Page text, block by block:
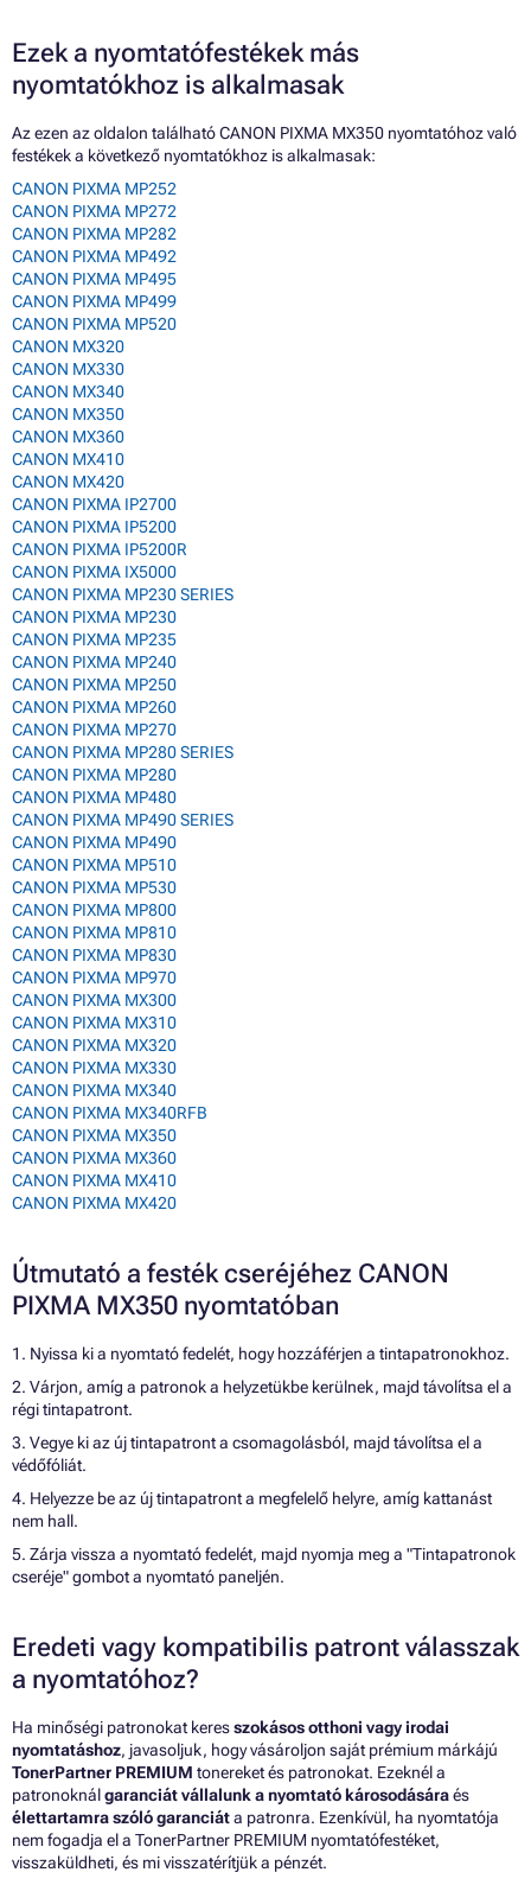
Ezek a nyomtatófestékek más
nyomtatókhoz is alkalmasak
Az ezen az oldalon található CANON PIXMA MX350 nyomtatóhoz való
festékek a következő nyomtatókhoz is alkalmasak:
CANON PIXMA MP252
CANON PIXMA MP272
CANON PIXMA MP282
CANON PIXMA MP492
CANON PIXMA MP495
CANON PIXMA MP499
CANON PIXMA MP520
CANON MX320
CANON MX330
CANON MX340
CANON MX350
CANON MX360
CANON MX410
CANON MX420
CANON PIXMA IP2700
CANON PIXMA IP5200
CANON PIXMA IP5200R
CANON PIXMA IX5000
CANON PIXMA MP230 SERIES
CANON PIXMA MP230
CANON PIXMA MP235
CANON PIXMA MP240
CANON PIXMA MP250
CANON PIXMA MP260
CANON PIXMA MP270
CANON PIXMA MP280 SERIES
CANON PIXMA MP280
CANON PIXMA MP480
CANON PIXMA MP490 SERIES
CANON PIXMA MP490
CANON PIXMA MP510
CANON PIXMA MP530
CANON PIXMA MP800
CANON PIXMA MP810
CANON PIXMA MP830
CANON PIXMA MP970
CANON PIXMA MX300
CANON PIXMA MX310
CANON PIXMA MX320
CANON PIXMA MX330
CANON PIXMA MX340
CANON PIXMA MX340RFB
CANON PIXMA MX350
CANON PIXMA MX360
CANON PIXMA MX410
CANON PIXMA MX420
Útmutató a festék cseréjéhez CANON
PIXMA MX350 nyomtatóban
1. Nyissa ki a nyomtató fedelét, hogy hozzáférjen a tintapatronokhoz.
2. Várjon, amíg a patronok a helyzetükbe kerülnek, majd távolítsa el a
régi tintapatront.
3. Vegye ki az új tintapatront a csomagolásból, majd távolítsa el a
védőfóliát.
4. Helyezze be az új tintapatront a megfelelő helyre, amíg kattanást
nem hall.
5. Zárja vissza a nyomtató fedelét, majd nyomja meg a "Tintapatronok
cseréje" gombot a nyomtató paneljén.
Eredeti vagy kompatibilis patront válasszak
a nyomtatóhoz?
Ha minőségi patronokat keresszokásos otthoni vagy irodai
nyomtatáshoz, javasoljuk, hogy vásároljon saját prémium márkájú
TonerPartner PREMIUM tonereket és patronokat. Ezeknél a
patronoknálgaranciát vállalunk a nyomtató károsodásáraés
élettartamra szóló garanciáta patronra. Ezenkívül, ha nyomtatója
nem fogadja el a TonerPartner PREMIUM nyomtatófestéket,
visszaküldheti, és mi visszatérítjük a pénzét.